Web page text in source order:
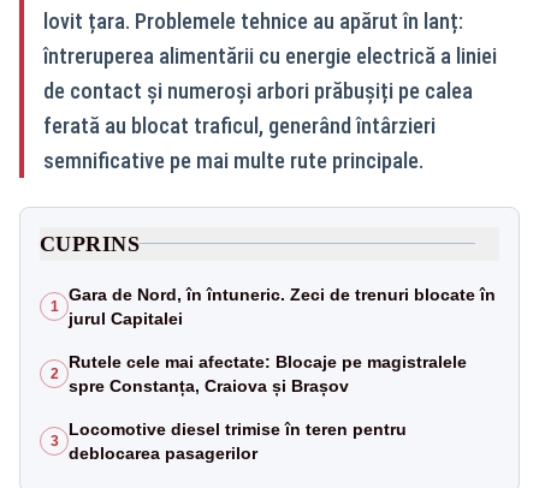
lovit țara. Problemele tehnice au apărut în lanț:
întreruperea alimentării cu energie electrică a liniei
de contact și numeroși arbori prăbușiți pe calea
ferată au blocat traficul, generând întârzieri
semnificative pe mai multe rute principale.
CUPRINS
1
Gara de Nord, în întuneric. Zeci de trenuri blocate în
jurul Capitalei
2
Rutele cele mai afectate: Blocaje pe magistralele
spre Constanța, Craiova și Brașov
3
Locomotive diesel trimise în teren pentru
deblocarea pasagerilor